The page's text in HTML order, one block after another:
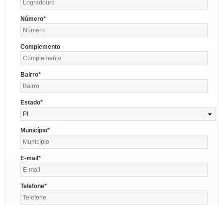
Número
Complemento
Bairro
Estado
PI
Município
E-mail
Telefone